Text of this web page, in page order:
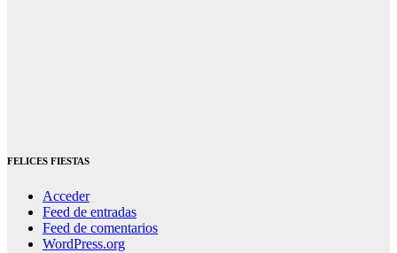
FELICES FIESTAS
Acceder
Feed de entradas
Feed de comentarios
WordPress.org